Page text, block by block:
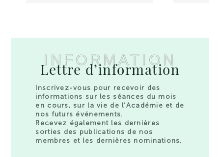
INFORMATION
Lettre d’information
Inscrivez-vous pour recevoir des
informations sur les séances du mois
en cours, sur la vie de l’Académie et de
nos futurs événements.
Recevez également les dernières
sorties des publications de nos
membres et les dernières nominations.